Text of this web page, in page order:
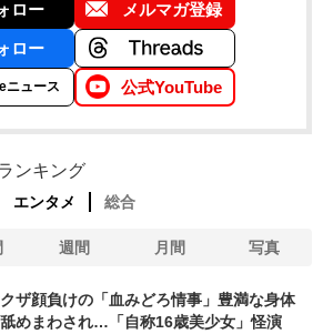
ロー メルマガ登録
ロー
ニュース 公式YouTube
ンキング
エンタメ 総合
週間 月間 写真
ザ顔負けの「血みどろ情事」豊満な身体
めまわされ…「自称16歳美少女」怪演